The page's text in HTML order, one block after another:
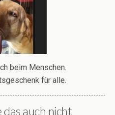
beim Menschen.
für alle.
auch nicht